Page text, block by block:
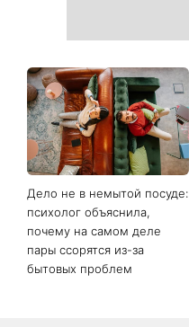
Дело не в немытой посуде:
психолог объяснила,
почему на самом деле
пары ссорятся из-за
бытовых проблем